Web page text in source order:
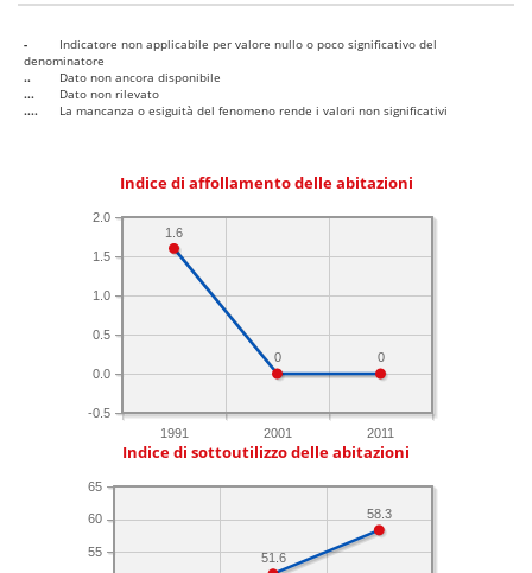
-
Indicatore non applicabile per valore nullo o poco significativo del
denominatore
..
Dato non ancora disponibile
...
Dato non rilevato
....
La mancanza o esiguità del fenomeno rende i valori non significativi
Indice di affollamento delle abitazioni
1991 2001 2011
-0.5
0.0
0.5
1.0
1.5
2.0
0
0
1.6
Indice di sottoutilizzo delle abitazioni
55
60
65
58.3
51.6